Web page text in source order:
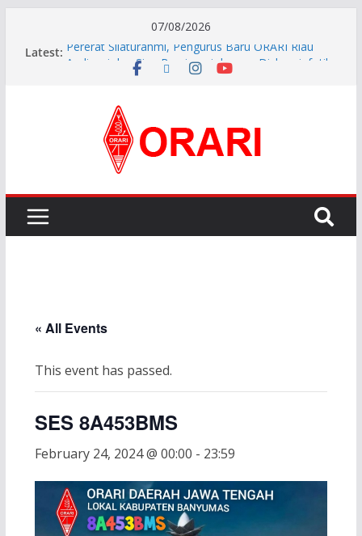
07/08/2026
Latest: Pererat Silaturahmi, Pengurus Baru ORARI Riau
Audiensi dan Siap Bersinergi dengan Diskominfotik
Preparatory Group for WRC-27 )
Aftiyedi Dalimunthe (YC5NNF) Resmi Pimpin ORARI
Lokal Bengkalis 2026–2029, Dikukuhkan Langsung
Ketua Orari Daerah Riau
Riau Beserta Jajaran Hadiri Muslok III Bengkalis
« All Events
This event has passed.
SES 8A453BMS
February 24, 2024 @ 00:00 - 23:59